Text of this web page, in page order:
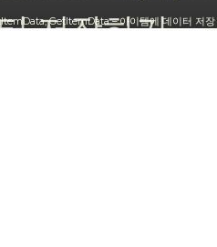
저장하기
GetItemData – 아이템에 데이터 저장